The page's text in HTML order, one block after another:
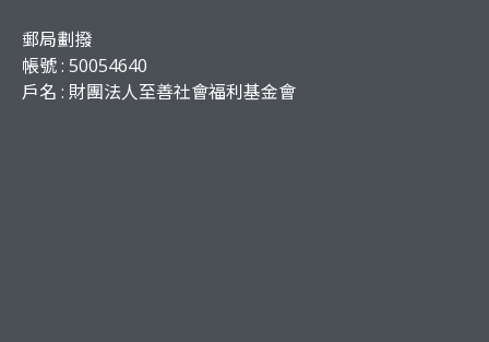
郵局劃撥
帳號 : 50054640
戶名 : 財團法人至善社會福利基金會